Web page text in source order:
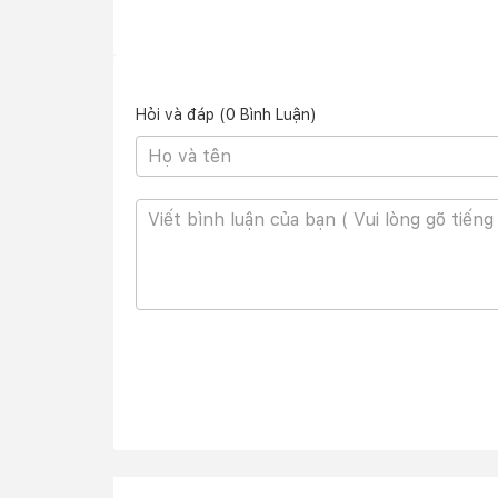
Ngay từ tên gọi của mình, chiếc laptop
(2560x1600 pixels) cho trải nghiệm hình ảnh
đến nhiều không gian hiển thị hơn theo chiều
cho hình ảnh hiển thị sống rộng, rõ nét ở nhiều
Hỏi và đáp (0 Bình Luận)